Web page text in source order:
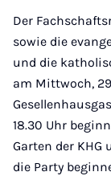
Der
sowie die
und die
am Mittwoch,
18.30 Uhr
Garten der
die Party